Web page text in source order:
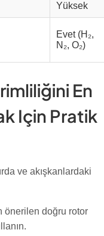
Yüksek
Evet (H₂,
N₂, O₂)
En
Için Pratik
ve akışkanlardaki
önerilen doğru rotor